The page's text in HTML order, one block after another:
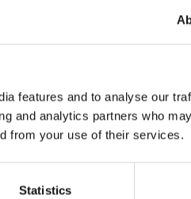
features and to analyse our
and analytics partners who
from your use of their services.
Statistics